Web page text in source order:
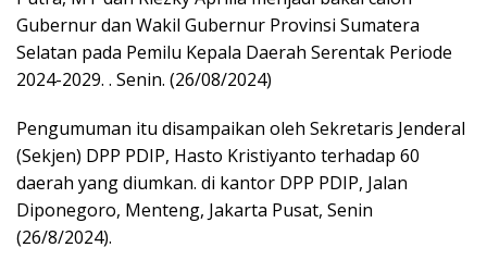
Gubernur dan Wakil Gubernur Provinsi Sumatera
Selatan pada Pemilu Kepala Daerah Serentak Periode
2024-2029. . Senin. (26/08/2024)
Pengumuman itu disampaikan oleh Sekretaris Jenderal
(Sekjen) DPP PDIP, Hasto Kristiyanto terhadap 60
daerah yang diumkan. di kantor DPP PDIP, Jalan
Diponegoro, Menteng, Jakarta Pusat, Senin
(26/8/2024).